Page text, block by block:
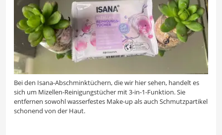
Bei den Isana-Abschminktüchern, die wir hier sehen, handelt es
sich um Mizellen-Reinigungstücher mit 3-in-1-Funktion. Sie
entfernen sowohl wasserfestes Make-up als auch Schmutzpartikel
schonend von der Haut.